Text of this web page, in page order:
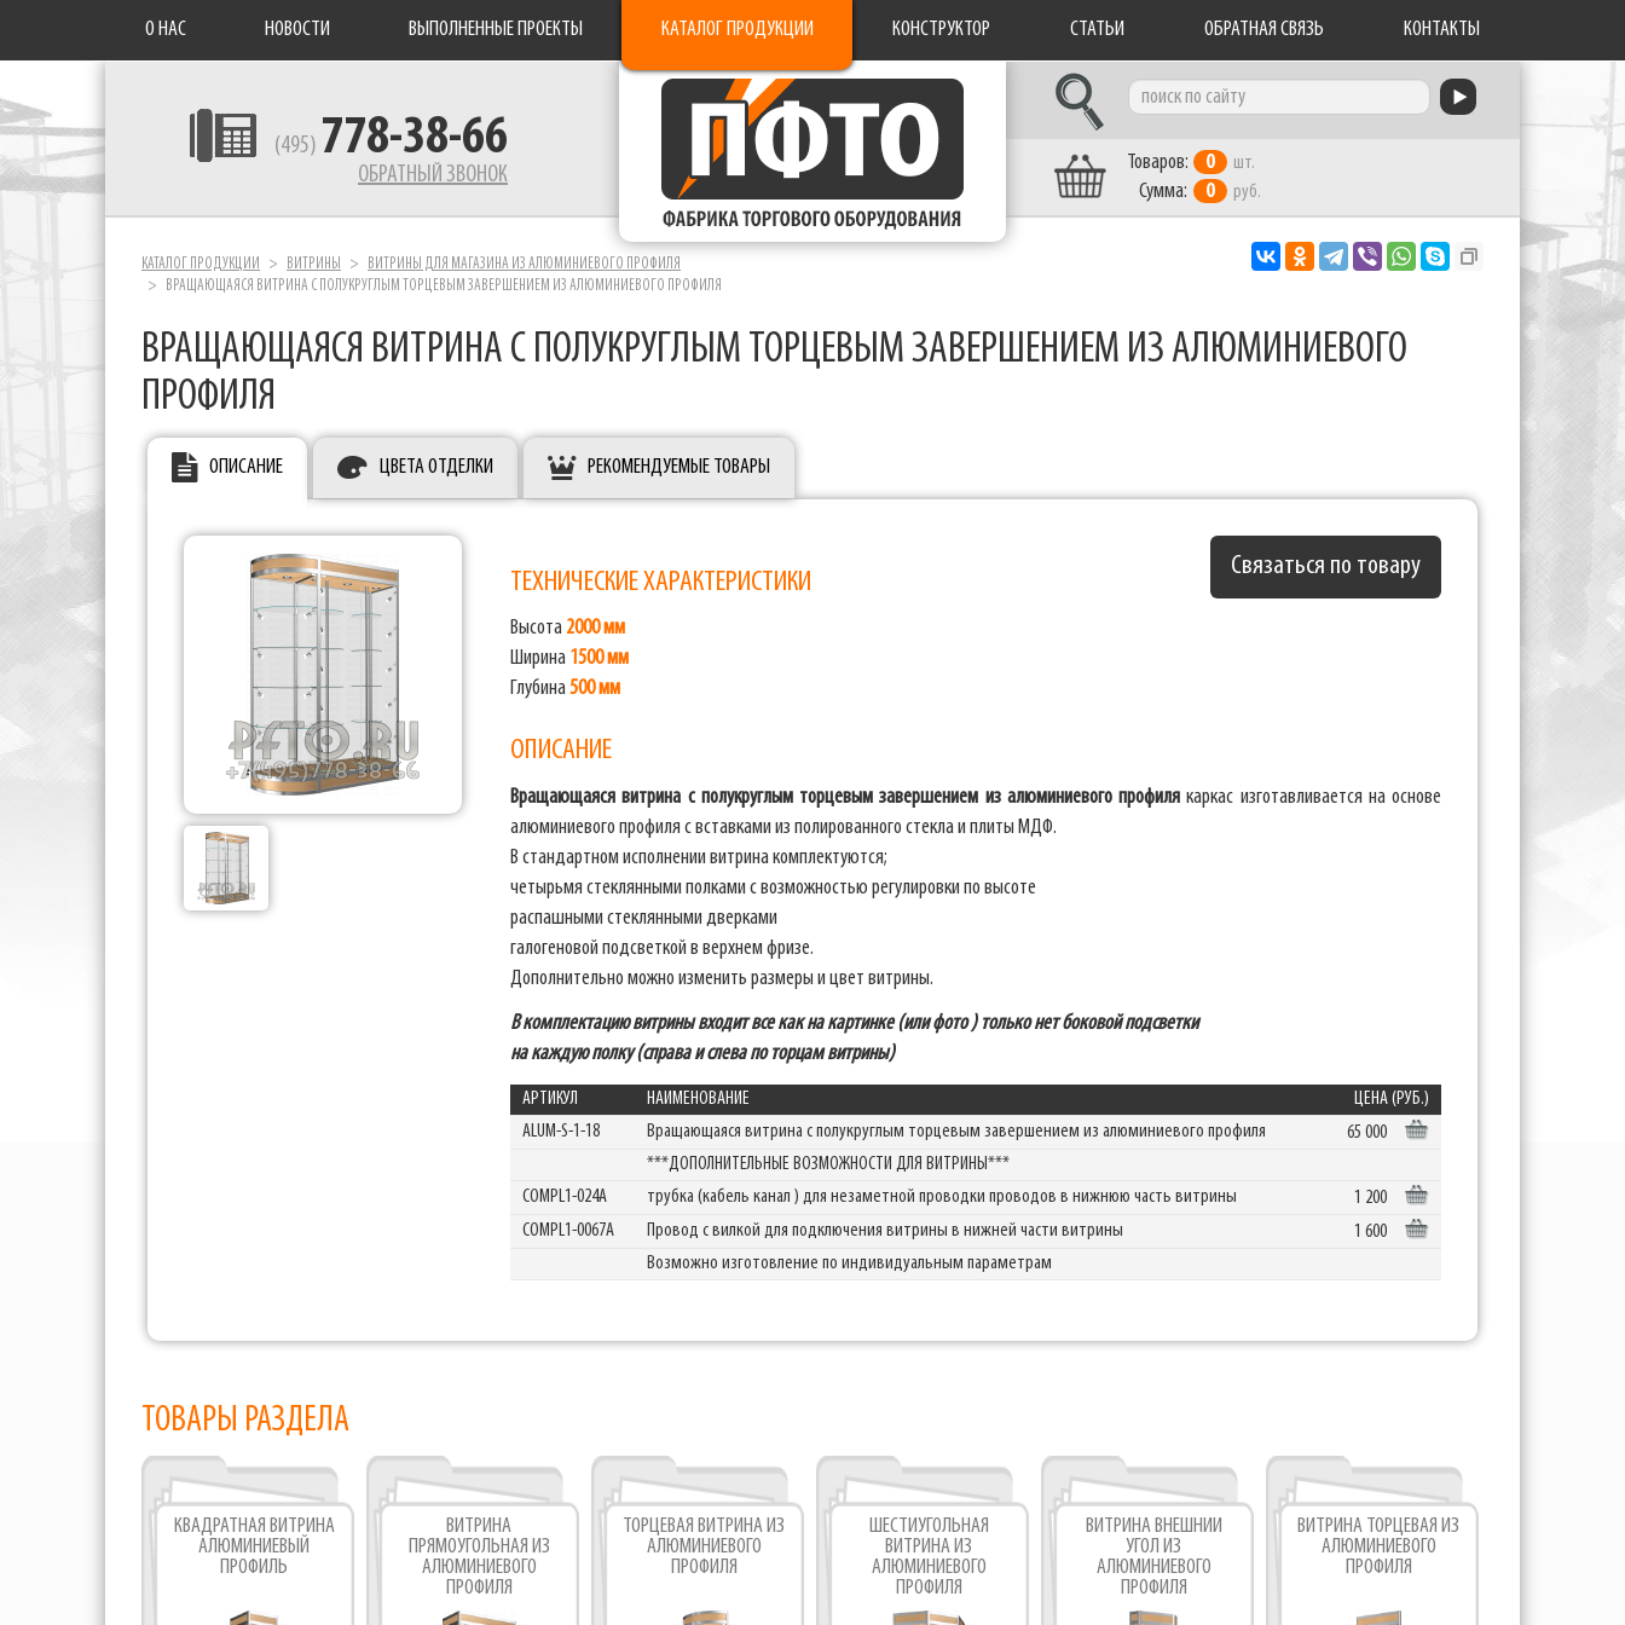
О НАС НОВОСТИ ВЫПОЛНЕННЫЕ ПРОЕКТЫ КАТАЛОГ ПРОДУКЦИИ КОНСТРУКТОР СТАТЬИ ОБРАТНАЯ СВЯЗЬ КОНТАКТЫ
(495) 778-38-66
ОБРАТНЫЙ ЗВОНОК
Фабрика торгового оборудования
Товаров: 0 шт.
Сумма: 0 руб.
КАТАЛОГ ПРОДУКЦИИ ВИТРИНЫ
ВИТРИНЫ ДЛЯ МАГАЗИНА ИЗ АЛЮМИНИЕВОГО ПРОФИЛЯ
ВРАЩАЮЩАЯСЯ ВИТРИНА С ПОЛУКРУГЛЫМ ТОРЦЕВЫМ ЗАВЕРШЕНИЕМ ИЗ АЛЮМИНИЕВОГО ПРОФИЛЯ
ВРАЩАЮЩАЯСЯ ВИТРИНА С ПОЛУКРУГЛЫМ ТОРЦЕВЫМ ЗАВЕРШЕНИЕМ ИЗ АЛЮМИНИЕВОГО
ПРОФИЛЯ
ОПИСАНИЕ ЦВЕТА ОТДЕЛКИ РЕКОМЕНДУЕМЫЕ ТОВАРЫ
Связаться по товару
ТЕХНИЧЕСКИЕ ХАРАКТЕРИСТИКИ
Высота 2000 мм
Ширина 1500 мм
Глубина500 мм
ОПИСАНИЕ
Вращающаяся витрина с полукруглым торцевым завершением из алюминиевого профиля каркас изготавливается на основе
алюминиевого профиля с вставками из полированного стекла и плиты МДФ.
В стандартном исполнении витрина комплектуются;
четырьмя стеклянными полками с возможностью регулировки по высоте
распашными стеклянными дверками
галогеновой подсветкой в верхнем фризе.
Дополнительно можно изменить размеры и цвет витрины.
В комплектацию витрины входит все как на картинке (или фото ) только нет боковой подсветки
на каждую полку (справа и слева по торцам витрины)
АРТИКУЛ НАИМЕНОВАНИЕ
ЦЕНА (РУБ.)
ALUM-S-1-18
Вращающаяся витрина с полукруглым торцевым завершением из алюминиевого профиля
65 000
***ДОПОЛНИТЕЛЬНЫЕ ВОЗМОЖНОСТИ ДЛЯ ВИТРИНЫ***
COMPL1-024A
трубка (кабель канал ) для незаметной проводки проводов в нижнюю часть витрины
1 200
COMPL1-0067A
Провод с вилкой для подключения витрины в нижней части витрины
1 600
Возможно изготовление по индивидуальным параметрам
ТОВАРЫ РАЗДЕЛА
КВАДРАТНАЯ ВИТРИНА
АЛЮМИНИЕВЫЙ
ПРОФИЛЬ
ВИТРИНА
ПРЯМОУГОЛЬНАЯ ИЗ
АЛЮМИНИЕВОГО
ПРОФИЛЯ
ТОРЦЕВАЯ ВИТРИНА ИЗ
АЛЮМИНИЕВОГО
ПРОФИЛЯ
ШЕСТИУГОЛЬНАЯ
ВИТРИНА ИЗ
АЛЮМИНИЕВОГО
ПРОФИЛЯ
ВИТРИНА ВНЕШНИЙ
УГОЛ ИЗ
АЛЮМИНИЕВОГО
ПРОФИЛЯ
ВИТРИНА ТОРЦЕВАЯ ИЗ
АЛЮМИНИЕВОГО
ПРОФИЛЯ